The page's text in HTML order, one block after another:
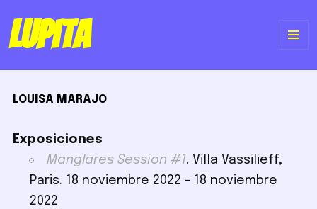
Lupita
LOUISA MARAJO
Exposiciones
Manglares Session #1. Villa Vassilieff,
Paris. 18 noviembre 2022 - 18 noviembre
2022